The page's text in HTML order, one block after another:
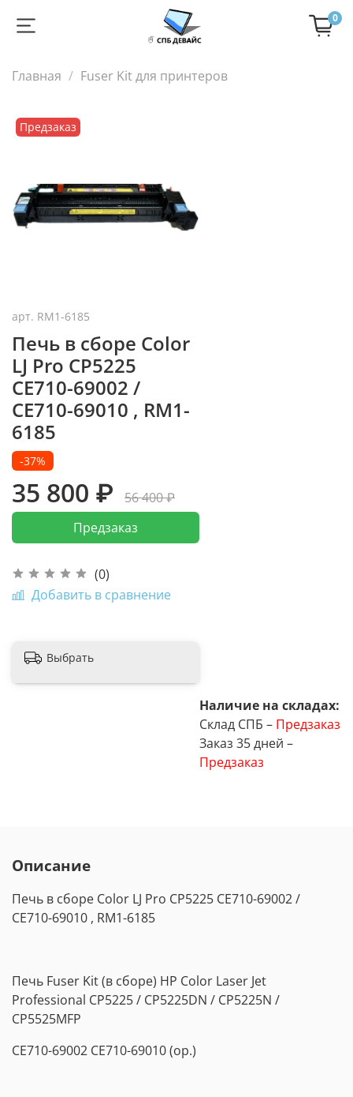
0
Главная Fuser Kit для принтеров
Предзаказ
арт. RM1-6185
Печь в сборе Color
LJ Pro CP5225
CE710-69002 /
CE710-69010 , RM1-
6185
(0)
Добавить в сравнение
-37%
35 800 ₽
56 400 ₽
Предзаказ
Наличие на складах:
Склад СПБ – Предзаказ
Заказ 35 дней –
Предзаказ
Выбрать
Описание
Печь в сборе Color LJ Pro CP5225 CE710-69002 /
CE710-69010 , RM1-6185
Печь Fuser Kit (в сборе) HP Color Laser Jet
Professional CP5225 / CP5225DN / CP5225N /
CP5525MFP
CE710-69002 CE710-69010(ор.)